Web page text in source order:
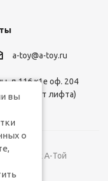
a-toy@a-toy.ru
д.116 к1е оф. 204
справа от лифта)
игрушек А-Той
вы
о